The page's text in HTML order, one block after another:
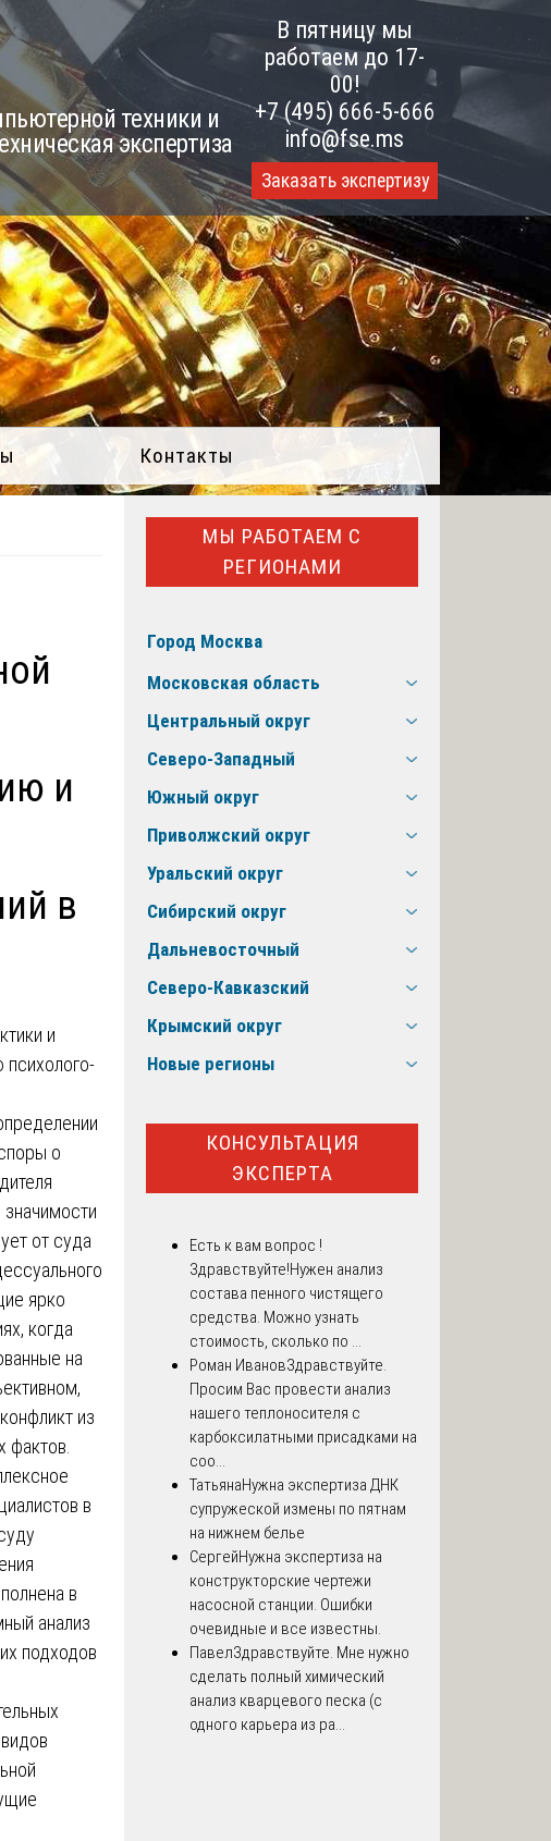
техники и
экспертиза
В пятницу мы
работаем до 17-
00!
+7 (495) 666-5-666
info@fse.ms
Заказать экспертизу
Контакты
и
в
о
от суда
ярко
когда
на
из
фактов.
в
в
анализ
подходов
МЫ РАБОТАЕМ С
РЕГИОНАМИ
Город Москва
Московская область
Центральный округ
Северо-Западный
Южный округ
Приволжский округ
Уральский округ
Сибирский округ
Дальневосточный
Северо-Кавказский
Крымский округ
Новые регионы
КОНСУЛЬТАЦИЯ
ЭКСПЕРТА
Есть к вам вопрос !
Здравствуйте!Нужен анализ
состава пенного чистящего
средства. Можно узнать
стоимость, сколько по ...
Роман ИвановЗдравствуйте.
Просим Вас провести анализ
нашего теплоносителя с
карбоксилатными присадками на
соо...
ТатьянаНужна экспертиза ДНК
супружеской измены по пятнам
на нижнем белье
СергейНужна экспертиза на
конструкторские чертежи
насосной станции. Ошибки
очевидные и все известны.
ПавелЗдравствуйте. Мне нужно
сделать полный химический
анализ кварцевого песка (с
одного карьера из ра...